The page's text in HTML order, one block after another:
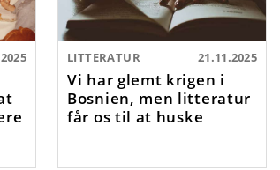
LITTERATUR 21.11.2025
Vi har glemt krigen i
Bosnien, men litteratur
får os til at huske